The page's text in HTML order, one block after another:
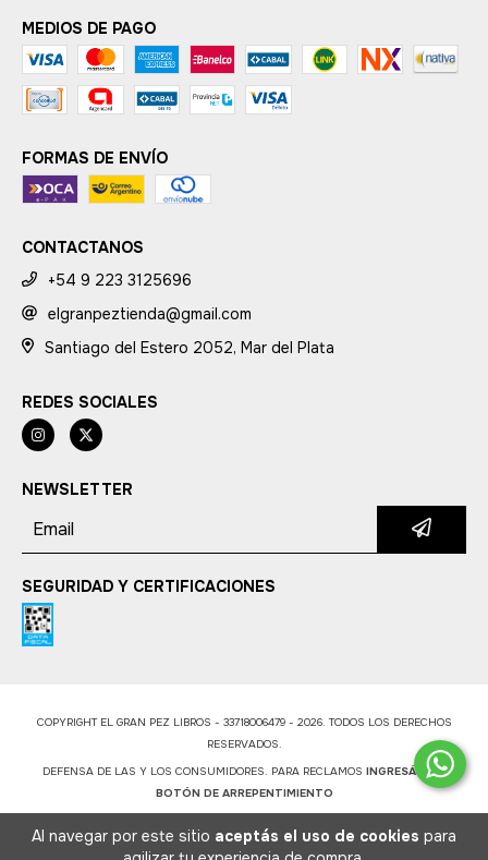
Al navegar por este sitio aceptás el uso de cookies para
MEDIOS DE PAGO
FORMAS DE ENVÍO
CONTACTANOS
+54 9 223 3125696
elgranpeztienda@gmail.com
Santiago del Estero 2052, Mar del Plata
REDES SOCIALES
NEWSLETTER
SEGURIDAD Y CERTIFICACIONES
COPYRIGHT EL GRAN PEZ LIBROS - 33718006479 - 2026. TODOS LOS DERECHOS
RESERVADOS.
DEFENSA DE LAS Y LOS CONSUMIDORES. PARA RECLAMOS INGRESÁ ACÁ.
BOTÓN DE ARREPENTIMIENTO